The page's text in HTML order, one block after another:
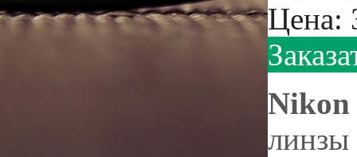
Цена:
Nikon
линзы